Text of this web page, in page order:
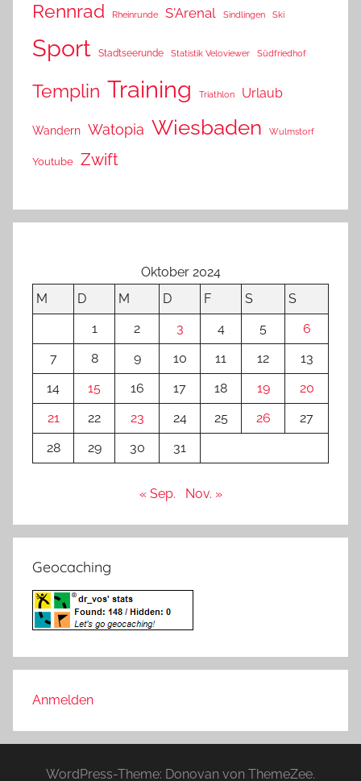
Rennrad Rheinrunde S'Arenal Sindlingen Ski
Sport Stadtseerunde Statistik Veloviewer Südfriedhof
Templin Training Triathlon Urlaub
Wandern Watopia Wiesbaden Wulmstorf
Youtube Zwift
Oktober 2024
M
D M D F S
S
1
2 3 4 5
6
7
8 9 10 11 12
13
14
15 16 17 18 19
20
21
22 23 24 25 26
27
28
29 30 31
« Sep. Nov. »
Geocaching
Anmelden
WordPress-Theme: Donovan von ThemeZee.